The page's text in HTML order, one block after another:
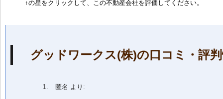
↑の星をクリックして、この不動産会社を評価してください。
グッドワークス(株)の口コミ・評
匿名 より: